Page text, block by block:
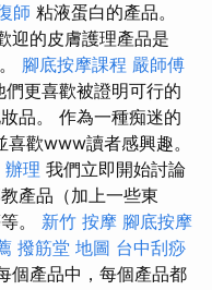
師 粘液蛋白的產品。
迎的皮膚護理產品是
腳底按摩課程 嚴師傅
更喜歡被證明可行的
品。 作為一種痴迷的
歡www讀者感興趣。
辦理 我們立即開始討論
產品（加上一些東
。 新竹 按摩 腳底按摩
撥筋堂 地圖 台中刮痧
個產品中，每個產品都